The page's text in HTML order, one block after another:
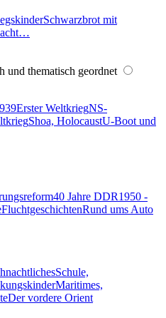
Schwarzbrot mit
und thematisch geordnet
Erster WeltkriegNS-
Shoa, HolocaustU-Boot und
40 Jahre DDR1950 -
FluchtgeschichtenRund ums Auto
Schule,
Maritimes,
Der vordere Orient